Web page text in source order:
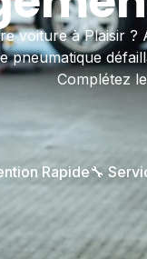
voiture à Plaisir
pneumatique
Complétez
Rapide🔧